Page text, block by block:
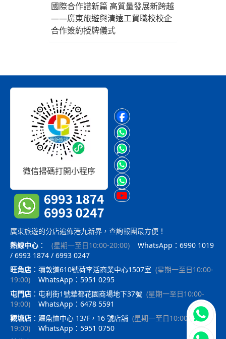
國際合作譜新篇 高質量發展新跨越
——廣東旅遊與清遠工貿職校校企
合作簽約授牌儀式
微信掃碼打開小程序
廣東旅遊的分店遍佈港九新界，查詢報團最方便！
熱線中心 ： (星期一至日10:00-20:00)
WhatsApp：6990 1019
/ 6993 1874 / 6993 0247
旺角店 ： 彌敦道610號荷李活商業中心1507室 (星期一至日10:00-
19:00)
WhatsApp：5951 0295
屯門店 ： 屯利街1號華都花園商場地下37號 (星期一至日10:00-
19:00)
WhatsApp：6478 5591
觀塘店 ： 鱷魚恤中心 13/F，16 號店舖 (星期一至日10:00-
19:00)
WhatsApp：5951 0750
立即